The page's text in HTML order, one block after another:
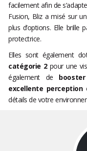
facilement afin de
Fusion, Bliz a misé sur
plus d’options. Elle brille
protectrice.
Elles sont également
catégorie 2pour une
également de
excellente
détails de votre